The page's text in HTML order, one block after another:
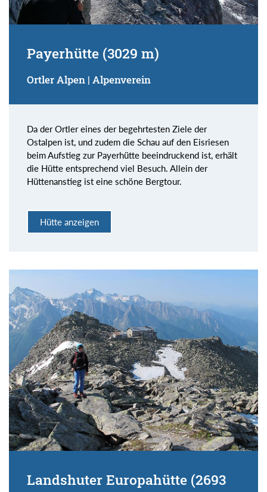
Payerhütte (3029 m)
Ortler Alpen | Alpenverein
Da der Ortler eines der begehrtesten Ziele der
Ostalpen ist, und zudem die Schau auf den Eisriesen
beim Aufstieg zur Payerhütte beeindruckend ist, erhält
die Hütte entsprechend viel Besuch. Allein der
Hüttenanstieg ist eine schöne Bergtour.
Hütte anzeigen
Landshuter Europahütte (2693